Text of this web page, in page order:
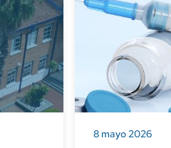
8 mayo 2026